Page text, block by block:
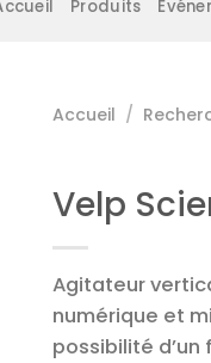
Produits
Accueil /
Velp
Agitateur
numérique et
possibilité